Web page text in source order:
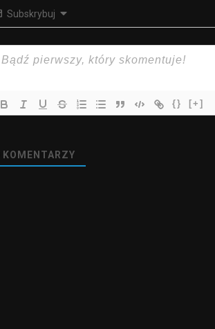
Subskrybuj
{} [+]
KOMENTARZY